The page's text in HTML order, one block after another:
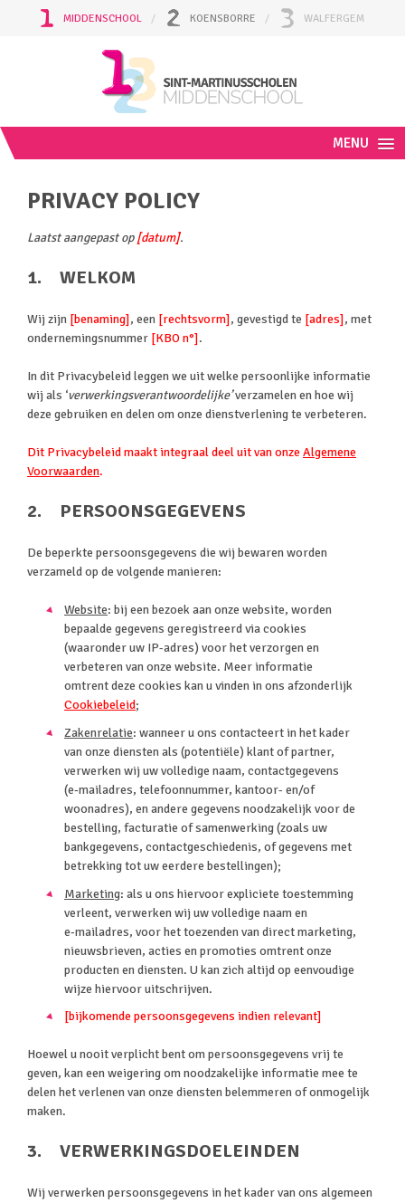
MIDDENSCHOOL KOENSBORRE WALFERGEM
MENU
PRIVACY POLICY
Laatst aangepast op[datum].
1. WELKOM
Wij zijn [benaming], een [rechtsvorm], gevestigd te [adres], met
ondernemingsnummer [KBO n°].
In dit Privacybeleid leggen we uit welke persoonlijke informatie
wij als ‘verwerkingsverantwoordelijke’verzamelen en hoe wij
deze gebruiken en delen om onze dienstverlening te verbeteren.
Dit Privacybeleid maakt integraal deel uit van onze Algemene
Voorwaarden.
2. PERSOONSGEGEVENS
De beperkte persoonsgegevens die wij bewaren worden
verzameld op de volgende manieren:
Website: bij een bezoek aan onze website, worden
bepaalde gegevens geregistreerd via cookies
(waaronder uw IP-adres) voor het verzorgen en
verbeteren van onze website. Meer informatie
omtrent deze cookies kan u vinden in ons afzonderlijk
Cookiebeleid;
Zakenrelatie: wanneer u ons contacteert in het kader
van onze diensten als (potentiële) klant of partner,
verwerken wij uw volledige naam, contactgegevens
(e‑mailadres, telefoonnummer, kantoor- en/of
woonadres), en andere gegevens noodzakelijk voor de
bestelling, facturatie of samenwerking (zoals uw
bankgegevens, contactgeschiedenis, of gegevens met
betrekking tot uw eerdere bestellingen);
Marketing: als u ons hiervoor expliciete toestemming
verleent, verwerken wij uw volledige naam en
e‑mailadres, voor het toezenden van direct marketing,
nieuwsbrieven, acties en promoties omtrent onze
producten en diensten. U kan zich altijd op eenvoudige
wijze hiervoor uitschrijven.
[bijkomende persoonsgegevens indien relevant]
Hoewel u nooit verplicht bent om persoonsgegevens vrij te
geven, kan een weigering om noodzakelijke informatie mee te
delen het verlenen van onze diensten belemmeren of onmogelijk
maken.
3. VERWERKINGSDOELEINDEN
Wij verwerken persoonsgegevens in het kader van ons algemeen